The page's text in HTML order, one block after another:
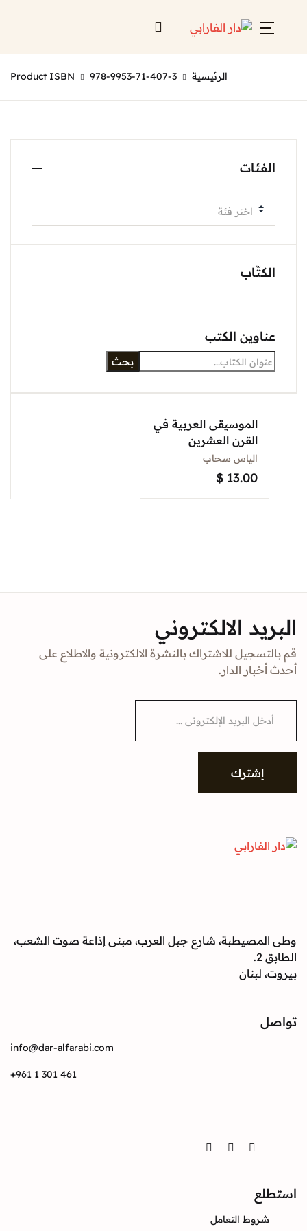
الرئيسية Product ISBN 978-9953-71-407-3
الموسيقى العربية في
القرن العشرين
الياس سحاب
$ 13.00
الفئات
اختر فئة
الكتّاب
عناوين الكتب
بحث
البريد الالكتروني
قم بالتسجيل للاشتراك بالنشرة الالكترونية والاطلاع على
أحدث أخبار الدار.
i
إشترك
وطى المصيطبة، شارع جبل العرب، مبنى إذاعة صوت الشعب،
الطابق 2.
بيروت، لبنان
تواصل
info@dar-alfarabi.com
+961 1 301 461
Facebook
Instagram
Twitter
استطلع
شروط التعامل